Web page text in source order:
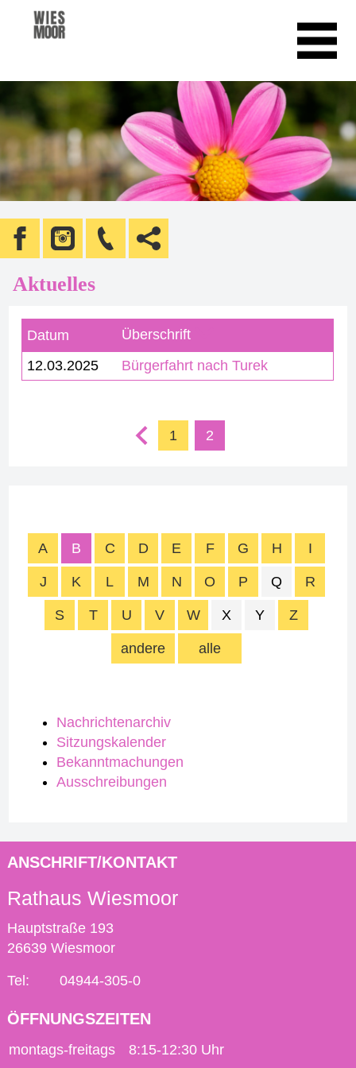
Aktuelles
Datum
Überschrift
12.03.2025
Bürgerfahrt nach Turek
1 2
Nachrichtenarchiv
Sitzungskalender
Bekanntmachungen
Ausschreibungen
alle
A B C D E F G H I
J K L M N O P Q R
S T U V W X Y Z
andere
ANSCHRIFT/KONTAKT
Rathaus Wiesmoor
Hauptstraße 193
26639 Wiesmoor
Tel: 04944-305-0
ÖFFNUNGSZEITEN
montags-freitags 8:15-12:30 Uhr